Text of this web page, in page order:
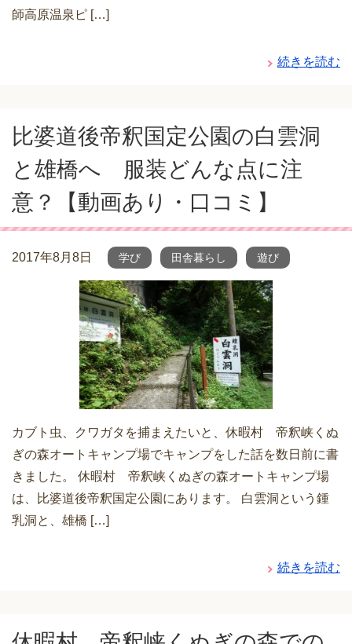
師高原温泉ピ […]
続きを読む
比婆道後帝釈国定公園の白雲洞
と雄橋へ 服装どんな点に注
意？【動画あり・口コミ】
2017年8月8日 学び 田舎暮らし 遊び
カブト虫、クワガタを捕まえたいと、休暇村 帝釈峡くぬ
ぎの森オートキャンプ場でキャンプをした話を数日前に書
きました。 休暇村 帝釈峡くぬぎの森オートキャンプ場
は、比婆道後帝釈国定公園にあります。 白雲洞という鍾
乳洞と、雄橋 […]
続きを読む